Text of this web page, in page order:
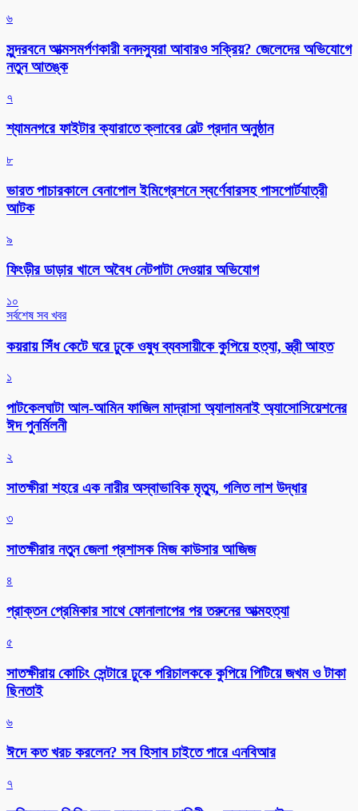
৬
সুন্দরবনে আত্মসমর্পণকারী বনদস্যুরা আবারও সক্রিয়? জেলেদের অভিযোগে
নতুন আতঙ্ক
৭
শ্যামনগরে ফাইটার ক্যারাতে ক্লাবের বেল্ট প্রদান অনুষ্ঠান
৮
ভারত পাচারকালে বেনাপোল ইমিগ্রেশনে স্বর্ণেবারসহ পাসপোর্টযাত্রী
আটক
৯
ফিংড়ীর ডাড়ার খালে অবৈধ নেটপাটা দেওয়ার অভিযোগ
১০
সর্বশেষ সব খবর
কয়রায় সিঁধ কেটে ঘরে ঢুকে ওষুধ ব্যবসায়ীকে কুপিয়ে হত্যা, স্ত্রী আহত
১
পাটকেলঘাটা আল-আমিন ফাজিল মাদ্রাসা অ্যালামনাই অ্যাসোসিয়েশনের
ঈদ পুনর্মিলনী
২
সাতক্ষীরা শহরে এক নারীর অস্বাভাবিক মৃত্যু, গলিত লাশ উদ্ধার
৩
সাতক্ষীরার নতুন জেলা প্রশাসক মিজ কাউসার আজিজ
৪
প্রাক্তন প্রেমিকার সাথে ফোনালাপের পর তরুনের আত্মহত্যা
৫
সাতক্ষীরায় কোচিং সেন্টারে ঢুকে পরিচালককে কুপিয়ে পিটিয়ে জখম ও টাকা
ছিনতাই
৬
ঈদে কত খরচ করলেন? সব হিসাব চাইতে পারে এনবিআর
৭